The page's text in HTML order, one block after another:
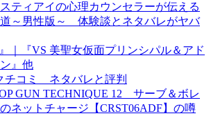
ティアイの心理カウンセラーが伝える
～男性版～ 体験談とネタバレがヤバ
』｜『VS 美聖女仮面プリンシパル＆アド
』他
チコミ ネタバレと評判
GUN TECHNIQUE 12 サーブ＆ボレ
ネットチャージ【CRST06ADF】の噂